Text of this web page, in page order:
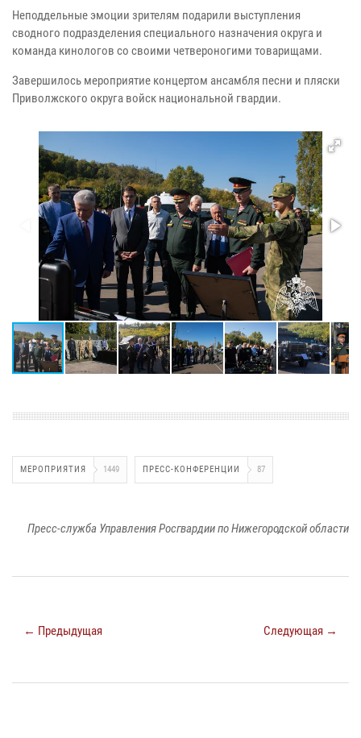
Неподдельные эмоции зрителям подарили выступления
сводного подразделения специального назначения округа и
команда кинологов со своими четвероногими товарищами.
Завершилось мероприятие концертом ансамбля песни и пляски
Приволжского округа войск национальной гвардии.
МЕРОПРИЯТИЯ 1449 ПРЕСС-КОНФЕРЕНЦИИ 87
Пресс-служба Управления Росгвардии по Нижегородской области
← Предыдущая Следующая →